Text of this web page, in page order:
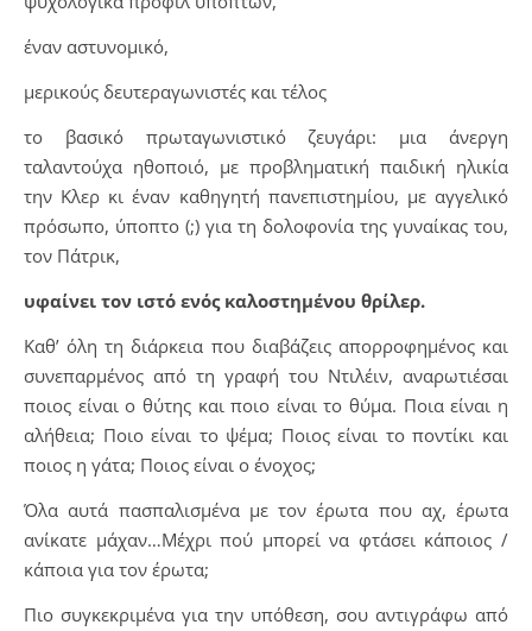
έναν αστυνομικό,
μερικούς δευτεραγωνιστές και τέλος
το βασικό πρωταγωνιστικό ζευγάρι: μια άνεργη
ταλαντούχα ηθοποιό, με προβληματική παιδική ηλικία
την Κλερ κι έναν καθηγητή πανεπιστημίου, με αγγελικό
πρόσωπο, ύποπτο (;) για τη δολοφονία της γυναίκας του,
τον Πάτρικ,
υφαίνει τον ιστό ενός καλοστημένου θρίλερ.
Καθ’ όλη τη διάρκεια που διαβάζεις απορροφημένος και
συνεπαρμένος από τη γραφή του Ντιλέιν, αναρωτιέσαι
ποιος είναι ο θύτης και ποιο είναι το θύμα. Ποια είναι η
αλήθεια; Ποιο είναι το ψέμα; Ποιος είναι το ποντίκι και
ποιος η γάτα; Ποιος είναι ο ένοχος;
Όλα αυτά πασπαλισμένα με τον έρωτα που αχ, έρωτα
ανίκατε μάχαν…Μέχρι πού μπορεί να φτάσει κάποιος /
κάποια για τον έρωτα;
Πιο συγκεκριμένα για την υπόθεση, σου αντιγράφω από